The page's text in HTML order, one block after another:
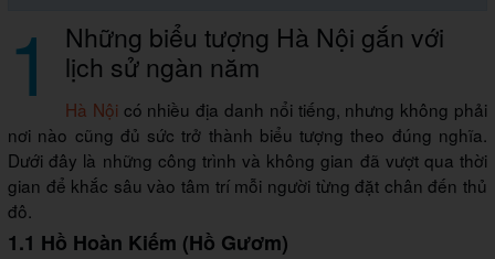
1 Những biểu tượng Hà Nội gắn với
lịch sử ngàn năm
Hà Nội có nhiều địa danh nổi tiếng, nhưng không phải
nơi nào cũng đủ sức trở thành biểu tượng theo đúng nghĩa.
Dưới đây là những công trình và không gian đã vượt qua thời
gian để khắc sâu vào tâm trí mỗi người từng đặt chân đến thủ
đô.
1.1 Hồ Hoàn Kiếm (Hồ Gươm)